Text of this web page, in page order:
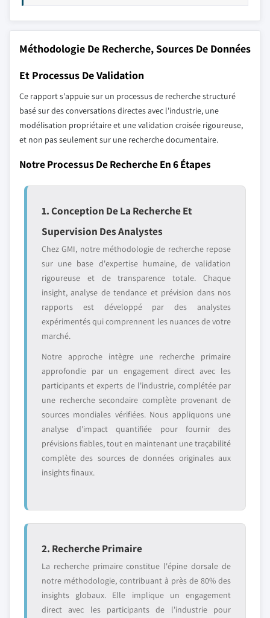
Méthodologie De Recherche, Sources De Données
Et Processus De Validation
Ce rapport s'appuie sur un processus de recherche structuré
basé sur des conversations directes avec l'industrie, une
modélisation propriétaire et une validation croisée rigoureuse,
et non pas seulement sur une recherche documentaire.
Notre Processus De Recherche En 6 Étapes
1. Conception De La Recherche Et
Supervision Des Analystes
Chez GMI, notre méthodologie de recherche repose
sur une base d'expertise humaine, de validation
rigoureuse et de transparence totale. Chaque
insight, analyse de tendance et prévision dans nos
rapports est développé par des analystes
expérimentés qui comprennent les nuances de votre
marché.
Notre approche intègre une recherche primaire
approfondie par un engagement direct avec les
participants et experts de l'industrie, complétée par
une recherche secondaire complète provenant de
sources mondiales vérifiées. Nous appliquons une
analyse d'impact quantifiée pour fournir des
prévisions fiables, tout en maintenant une traçabilité
complète des sources de données originales aux
insights finaux.
2. Recherche Primaire
La recherche primaire constitue l'épine dorsale de
notre méthodologie, contribuant à près de 80% des
insights globaux. Elle implique un engagement
direct avec les participants de l'industrie pour